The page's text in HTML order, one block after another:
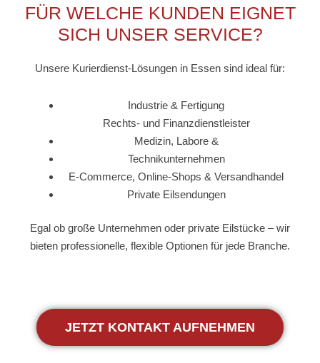
FÜR WELCHE KUNDEN EIGNET
SICH UNSER SERVICE?
Unsere Kurierdienst-Lösungen in Essen sind ideal für:
Industrie & Fertigung
Rechts- und Finanzdienstleister
Medizin, Labore &
Technikunternehmen
E-Commerce, Online-Shops & Versandhandel
Private Eilsendungen
Egal ob große Unternehmen oder private Eilstücke – wir
bieten professionelle, flexible Optionen für jede Branche.
JETZT KONTAKT AUFNEHMEN